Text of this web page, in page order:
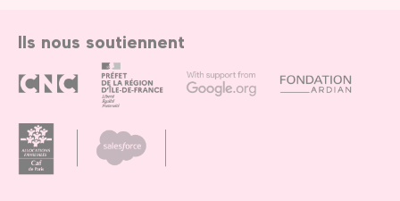
Ils nous soutiennent